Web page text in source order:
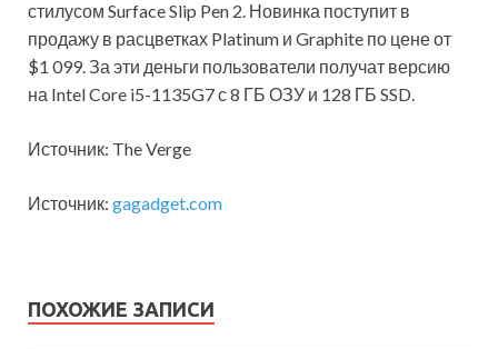
стилусом Surface Slip Pen 2. Новинка поступит в
продажу в расцветках Platinum и Graphite по цене от
$1 099. За эти деньги пользователи получат версию
на Intel Core i5-1135G7 с 8 ГБ ОЗУ и 128 ГБ SSD.
Источник: The Verge
Источник: gagadget.com
ПОХОЖИЕ ЗАПИСИ